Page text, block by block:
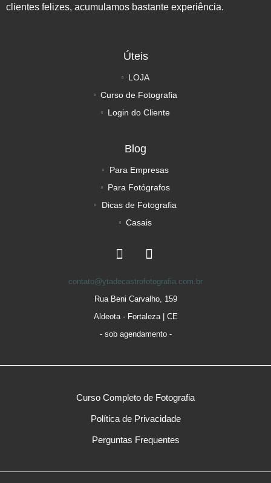
clientes felizes, acumulamos bastante experiência.
Úteis
LOJA
Curso de Fotografia
Login do Cliente
Blog
Para Empresas
Para Fotógrafos
Dicas de Fotografia
Casais
contato@ytadecastrofotografia.com.br
Rua Beni Carvalho, 159
Aldeota - Fortaleza | CE
- sob agendamento -
Curso Completo de Fotografia
Política de Privacidade
Perguntas Frequentes